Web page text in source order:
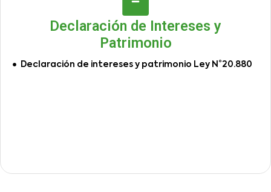
Declaración de Intereses y
Patrimonio
Declaración de intereses y patrimonio Ley N°20.880